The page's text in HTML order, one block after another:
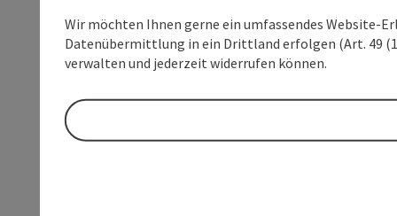
Wir möchten Ihnen gerne ein umfassendes Website-
Datenübermittlung in ein Drittland erfolgen (Art. 49
verwalten und jederzeit widerrufen können.